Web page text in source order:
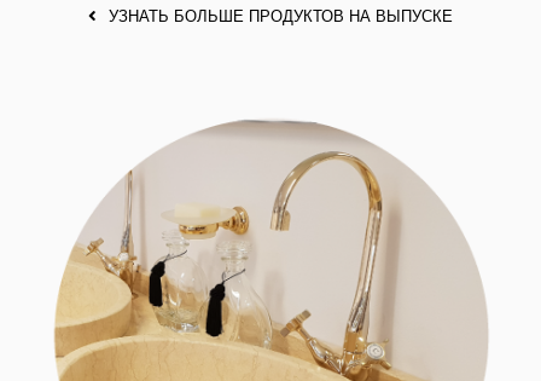
УЗНАТЬ БОЛЬШЕ ПРОДУКТОВ НА ВЫПУСКЕ